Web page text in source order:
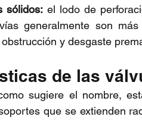
sólidos: el lodo de
generalmente son
y desgaste
de las
sugiere el nombre,
que se extienden